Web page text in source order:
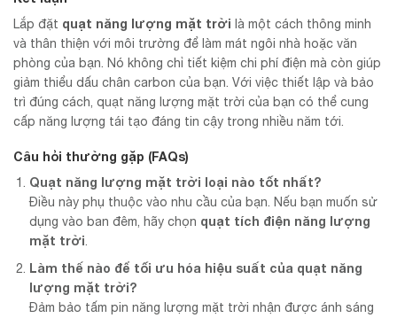
Lắp đặt quạt năng lượng mặt trời là một cách thông minh
và thân thiện với môi trường để làm mát ngôi nhà hoặc văn
phòng của bạn. Nó không chỉ tiết kiệm chi phí điện mà còn giúp
giảm thiểu dấu chân carbon của bạn. Với việc thiết lập và bảo
trì đúng cách, quạt năng lượng mặt trời của bạn có thể cung
cấp năng lượng tái tạo đáng tin cậy trong nhiều năm tới.
Câu hỏi thường gặp (FAQs)
Quạt năng lượng mặt trời loại nào tốt nhất?
Điều này phụ thuộc vào nhu cầu của bạn. Nếu bạn muốn sử
dụng vào ban đêm, hãy chọn quạt tích điện năng lượng
mặt trời
Làm thế nào để tối ưu hóa hiệu suất của quạt năng
lượng mặt trời?
Đảm bảo tấm pin năng lượng mặt trời nhận được ánh sáng